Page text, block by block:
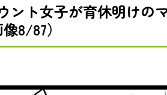
ント女子が育休明け
8/87）